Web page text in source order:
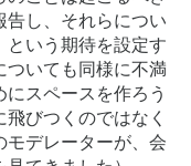
告し、それらについ
という期待を設定す
ついても同様に不満
スペースを作ろう
びつくのではなく
モデレーターが、会